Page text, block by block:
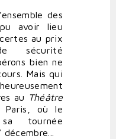
des
avoir lieu
au prix
sécurité
bien ne
Mais qui
au Théâtre
où le
tournée